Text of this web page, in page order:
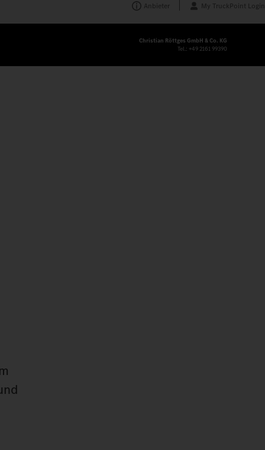
Anbieter My TruckPoint Login
Christian Röttges GmbH & Co. KG
Tel.: +49 2161 99390